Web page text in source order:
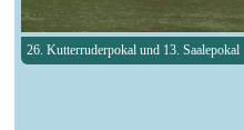
26. Kutterruderpokal und 13. Saalepokal